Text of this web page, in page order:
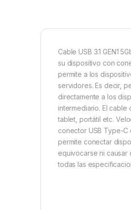
Cable USB 3.1 GEN1
su dispositivo con
permite a los
servidores. Es decir,
directamente a los
intermediario. El cable
tablet, portátil etc.
conector USB Type-C
permite conectar
equivocarse ni causar
todas las